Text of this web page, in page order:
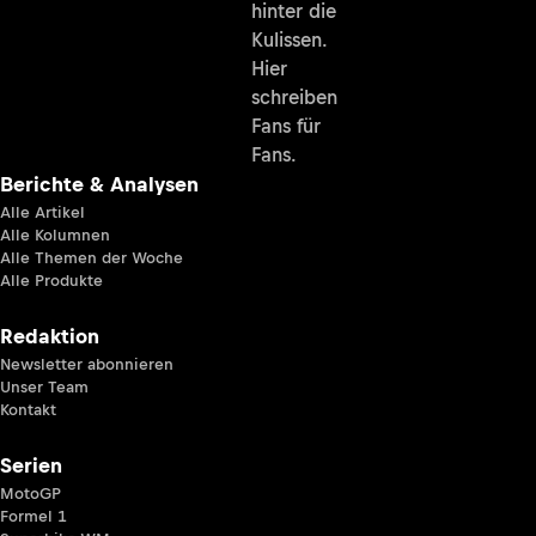
hinter die
Kulissen.
Hier
schreiben
Fans für
Fans.
Berichte & Analysen
Alle Artikel
Alle Kolumnen
Alle Themen der Woche
Alle Produkte
Redaktion
Newsletter abonnieren
Unser Team
Kontakt
Serien
MotoGP
Formel 1